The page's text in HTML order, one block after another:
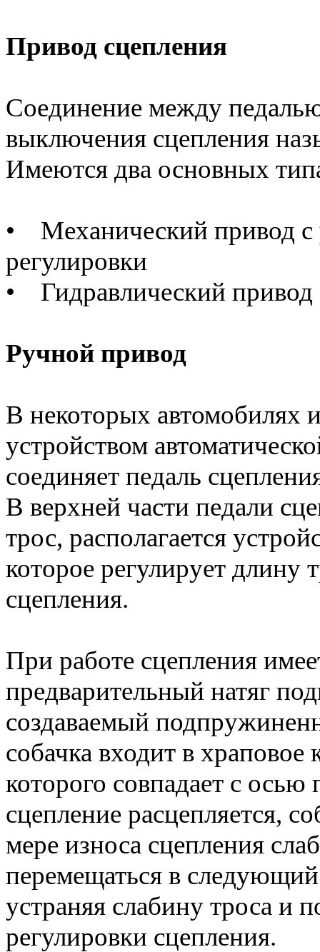
Привод сцепления
Соединение между
выключения сцепления
Имеются два основных
• Механический привод с
регулировки
• Гидравлический привод
Ручной привод
В некоторых автомобилях
устройством
соединяет педаль
В верхней части педали
трос, располагается
которое регулирует длину
сцепления.
При работе сцепления
предварительный натяг
создаваемый
собачка входит в
которого совпадает с
сцепление расцепляется,
мере износа сцепления
перемещаться в следующий
устраняя слабину троса и
регулировки сцепления.